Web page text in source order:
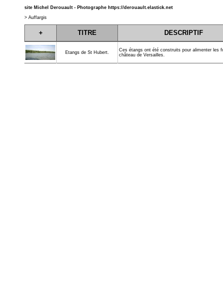
site Michel Derouault - Photographe https://derouault.elastick.net
> Auffargis
+ TITRE DESCRIPTIF
Etangs de St Hubert.
Ces étangs ont été construits pour alimenter les
château de Versailles.